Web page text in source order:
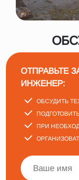
ОТПРАВЬТЕ
ИНЖЕНЕР:
ОБСУДИТЬ
ПРИ